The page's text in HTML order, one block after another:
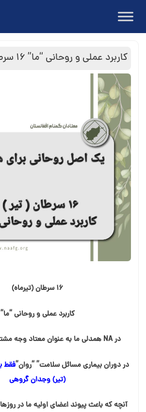
content
کاربرد عملی و روحانی “ما” ١٦ سرطان (تيرماه)
١٦ سرطان (تيرماه)
کاربرد عملی و روحانی “ما”
در NA همدلی ما به عنوان معتاد وجه مشترک همه ماست.
در دوران بیماری مسائل سلامت” “روان”
(تیر) وجدان گروهی